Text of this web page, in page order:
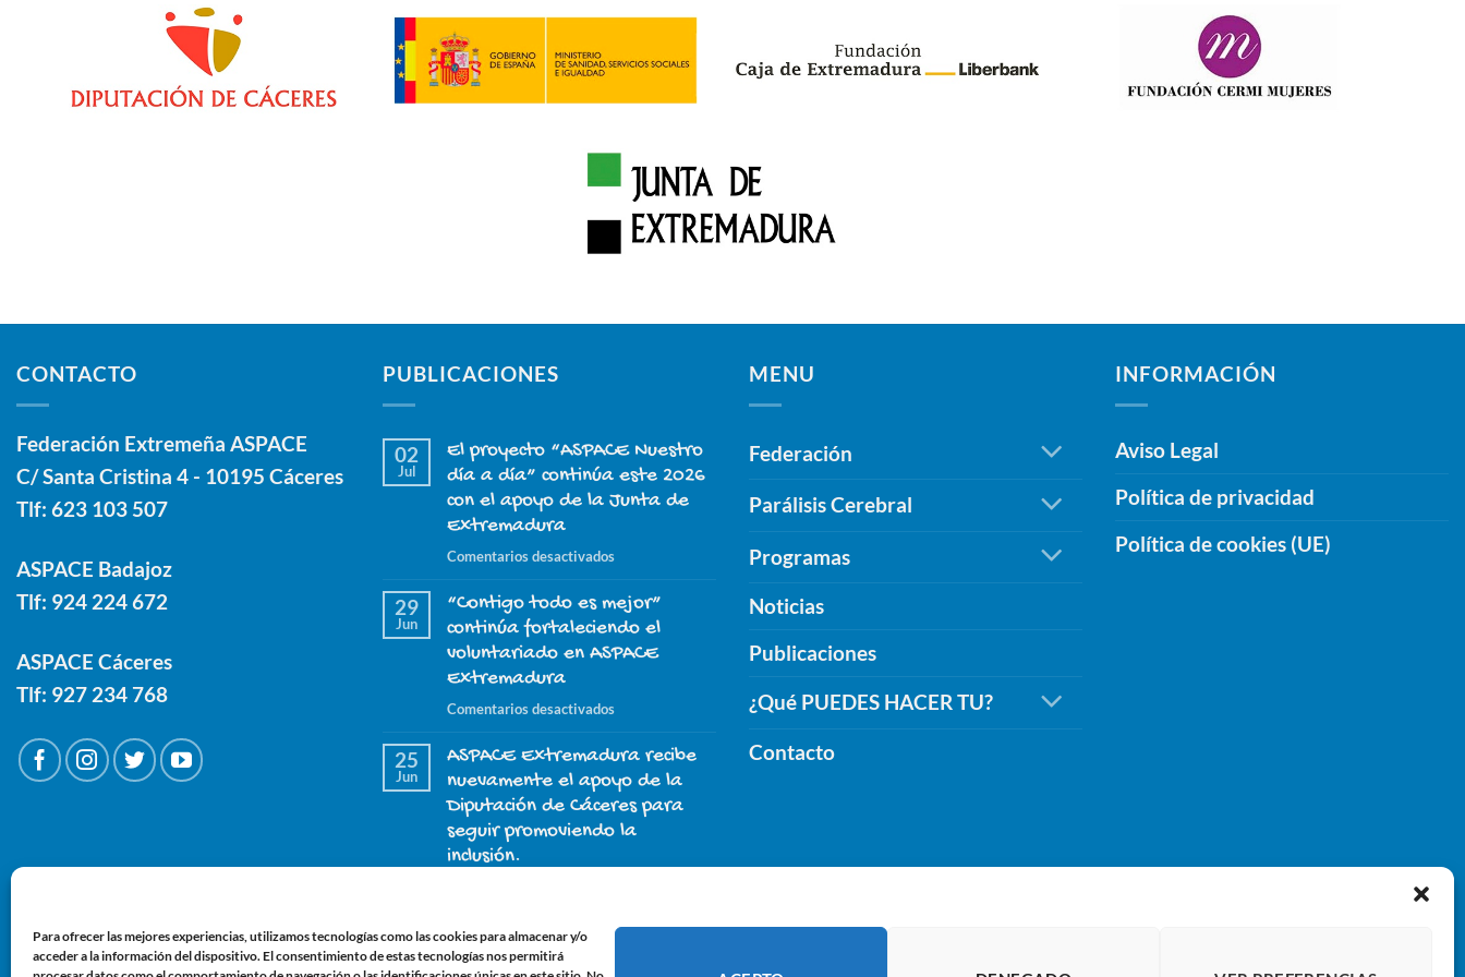
Para ofrecer las mejores experiencias, utilizamos tecnologías como las cookies para almacenar y/o
acceder a la información del dispositivo. El consentimiento de estas tecnologías nos permitirá
CONTACTO
Federación Extremeña ASPACE
C/ Santa Cristina 4 - 10195 Cáceres
Tlf: 623 103 507
ASPACE Badajoz
Tlf: 924 224 672
ASPACE Cáceres
Tlf: 927 234 768
PUBLICACIONES
02
Jul
El proyecto “ASPACE Nuestro
día a día” continúa este 2026
con el apoyo de la Junta de
Extremadura
Comentarios desactivadosen
proyecto
“ASPACE
Nuestro
día”
este
2026
con
el
29
Jun
“Contigo todo es mejor”
continúa fortaleciendo el
voluntariado en ASPACE
Extremadura
Comentarios desactivadosen
todo
es
mejor”
continúa
el
ASPACE
25
Jun
ASPACE Extremadura recibe
nuevamente el apoyo de la
Diputación de Cáceres para
seguir promoviendo la
inclusión.
Extremadura
21
Jun
José Galindo Ardila, un legado
imborrable de compromiso,
MENU
Federación
Parálisis Cerebral
Programas
Noticias
Publicaciones
¿Qué PUEDES HACER TU?
Contacto
INFORMACIÓN
Aviso Legal
Política de privacidad
Política de cookies (UE)